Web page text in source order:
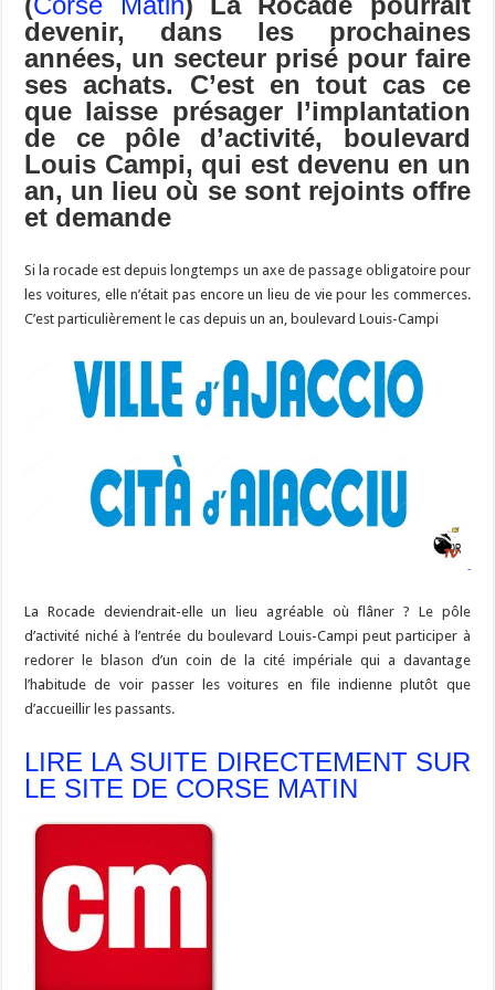
o
o
k
a
m
c
h
at
Li
n
k
o
n
t
p
p
m
bl
r
d
di
t
ai
l
ta
g
er
devenir, dans les prochaines
années, un secteur prisé pour faire
ses achats. C’est en tout cas ce
que laisse présager l’implantation
de ce pôle d’activité, boulevard
Louis Campi, qui est devenu en un
an, un lieu où se sont rejoints offre
et demande
Si la rocade est depuis longtemps un axe de passage obligatoire pour
les voitures, elle n’était pas encore un lieu de vie pour les commerces.
C’est particulièrement le cas depuis un an, boulevard Louis-Campi
La Rocade deviendrait-elle un lieu agréable où flâner ? Le pôle
d’activité niché à l’entrée du boulevard Louis-Campi peut participer à
redorer le blason d’un coin de la cité impériale qui a davantage
l’habitude de voir passer les voitures en file indienne plutôt que
d’accueillir les passants.
LIRE LA SUITE DIRECTEMENT SUR
LE SITE DE CORSE MATIN